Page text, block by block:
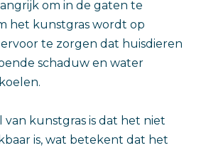
om in de gaten te
het kunstgras wordt op
te zorgen dat huisdieren
schaduw en water
van kunstgras is dat het niet
is, wat betekent dat het